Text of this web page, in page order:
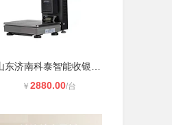
￥ 2880.00/台